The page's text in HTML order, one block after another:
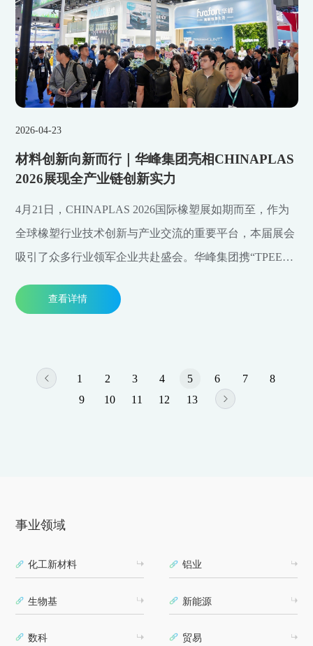
2026-04-23
材料创新向新而行｜华峰集团亮相CHINAPLAS
2026展现全产业链创新实力
4月21日，CHINAPLAS 2026国际橡塑展如期而至，作为
全球橡塑行业技术创新与产业交流的重要平台，本届展会
吸引了众多行业领军企业共赴盛会。华峰集团携“TPEE、
心材料矩阵集中亮相，并举办两场主题分享论坛，全面展
查看详情
1 2 3 4 5 6 7
8
9
10 11 12 13
事业领域
化工新材料 铝业
生物基 新能源
数科 贸易